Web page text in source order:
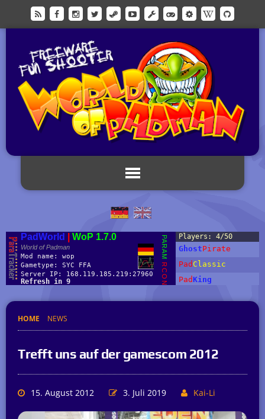
HOME NEWS
Trefft uns auf der gamescom 2012
15. August 2012 3. Juli 2019 Kai-Li